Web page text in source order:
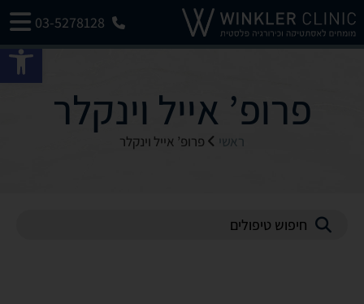
03-5278128
פרופ’ אייל וינקלר
ראשי פרופ’ אייל וינקלר